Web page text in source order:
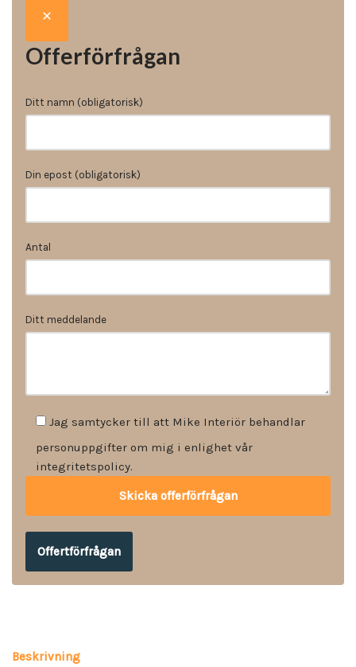
Offerförfrågan
Ditt namn (obligatorisk)
Din epost (obligatorisk)
Antal
Ditt meddelande
Jag samtycker till att Mike Interiör behandlar
personuppgifter om mig i enlighet vår
integritetspolicy.
Offertförfrågan
Beskrivning